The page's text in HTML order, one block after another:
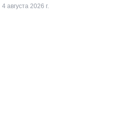
4 августа 2026 г.